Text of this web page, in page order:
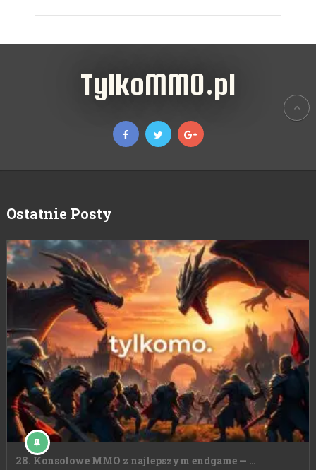
TylkoMMO.pl
Ostatnie Posty
28. Konsolowe MMO z najlepszym endgame — …